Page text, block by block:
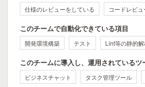
仕様のレビューをしている コードレビ
このチームで自動化できている項目
開発環境構築 テスト Lint等の静的
このチームに導入し、運用されているツ
ビジネスチャット タスク管理ツール